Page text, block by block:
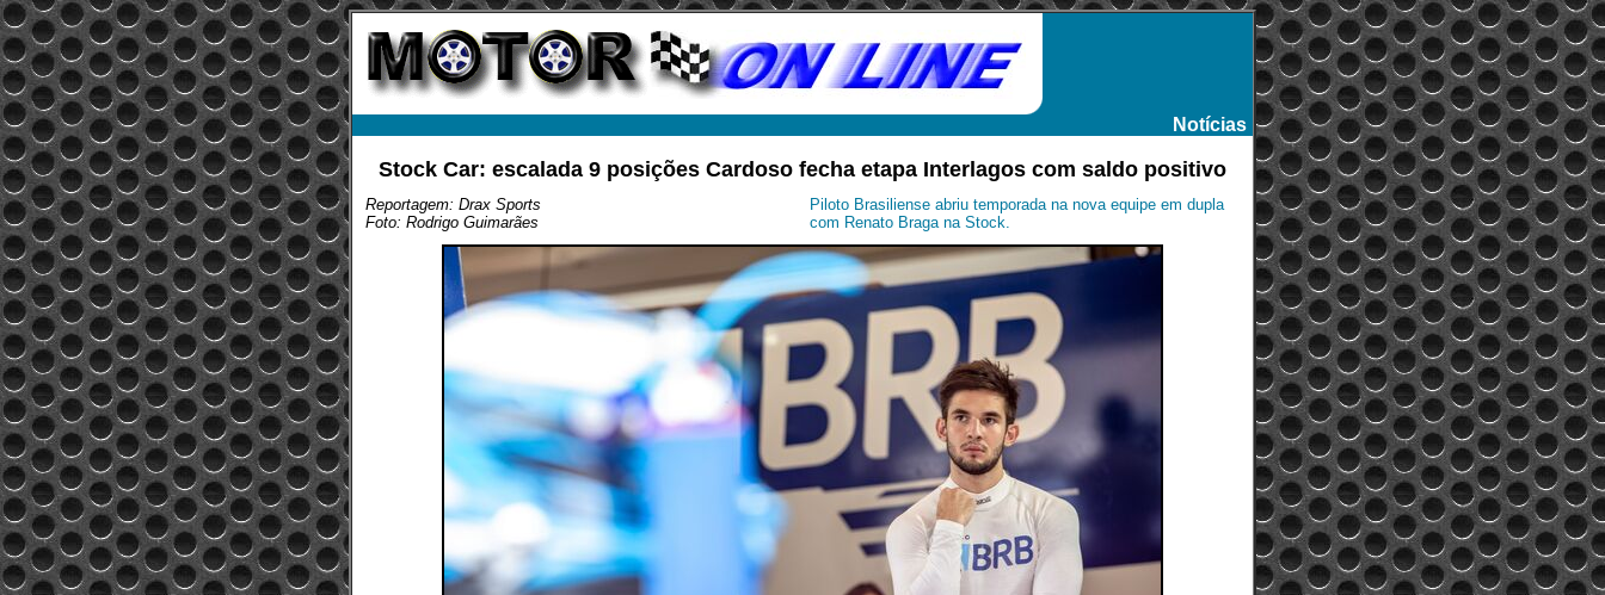
Notícias
Stock Car: escalada 9 posições Cardoso fecha etapa Interlagos com saldo positivo
Reportagem: Drax Sports
Foto: Rodrigo Guimarães
Piloto Brasiliense abriu temporada na nova equipe em dupla
com Renato Braga na Stock.